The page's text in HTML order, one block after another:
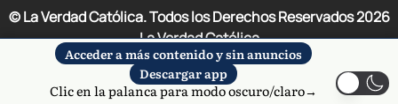
© La Verdad Católica. Todos los Derechos Reservados2026
La Verdad Católica
Este sitio está protegido por reCAPTCHA y se aplican la
Política de Privacidad y los Términos de Servicio de Google.
Acceder a más contenido y sin anuncios
Descargar app
Clic en la palanca para modo oscuro/claro→